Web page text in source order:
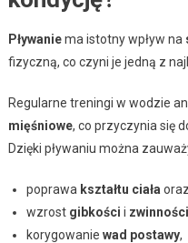
Pływaniema istotny wpływ na
fizyczną, co czyni je jedną z
Regularne treningi w wodzie
mięśniowe, co przyczynia się
Dzięki pływaniu można
poprawa kształtu ciała
wzrost gibkości i zwinności
korygowanie wad postawy,